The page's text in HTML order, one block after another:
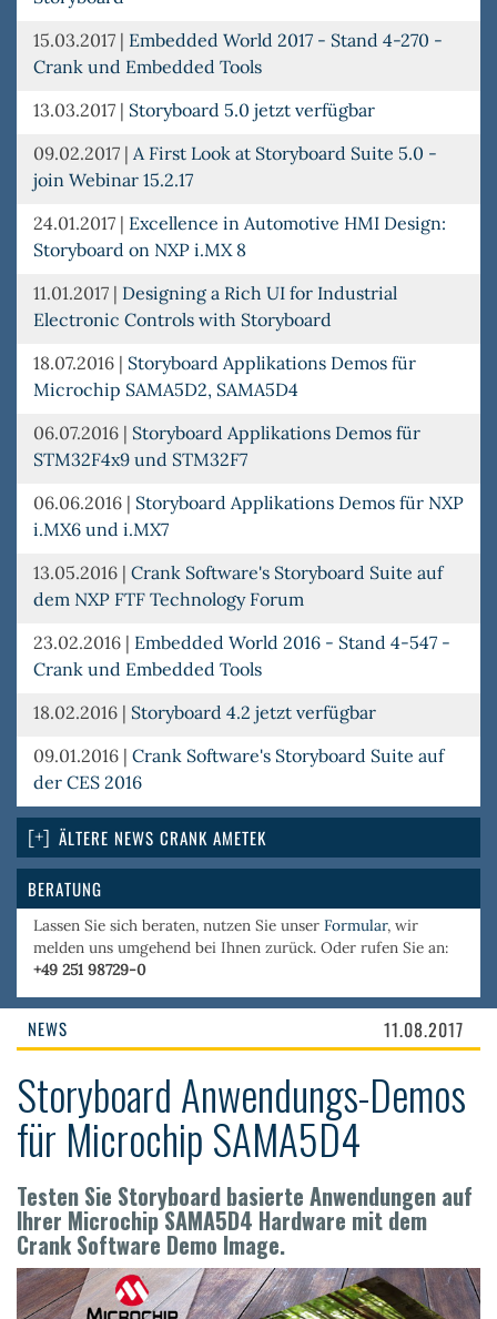
15.03.2017 | Embedded World 2017 - Stand 4-270 -
Crank und Embedded Tools
13.03.2017 | Storyboard 5.0 jetzt verfügbar
09.02.2017 | A First Look at Storyboard Suite 5.0 -
join Webinar 15.2.17
24.01.2017 | Excellence in Automotive HMI Design:
Storyboard on NXP i.MX 8
11.01.2017 | Designing a Rich UI for Industrial
Electronic Controls with Storyboard
18.07.2016 | Storyboard Applikations Demos für
Microchip SAMA5D2, SAMA5D4
06.07.2016 | Storyboard Applikations Demos für
STM32F4x9 und STM32F7
06.06.2016 | Storyboard Applikations Demos für NXP
i.MX6 und i.MX7
13.05.2016 | Crank Software's Storyboard Suite auf
dem NXP FTF Technology Forum
23.02.2016 | Embedded World 2016 - Stand 4-547 -
Crank und Embedded Tools
18.02.2016 | Storyboard 4.2 jetzt verfügbar
09.01.2016 | Crank Software's Storyboard Suite auf
der CES 2016
ÄLTERE NEWS CRANK AMETEK
BERATUNG
Lassen Sie sich beraten, nutzen Sie unser Formular, wir
melden uns umgehend bei Ihnen zurück. Oder rufen Sie an:
+49 251 98729-0
NEWS 11.08.2017
Storyboard Anwendungs-Demos
für Microchip SAMA5D4
Testen Sie Storyboard basierte Anwendungen auf
Ihrer Microchip SAMA5D4 Hardware mit dem
Crank Software Demo Image.